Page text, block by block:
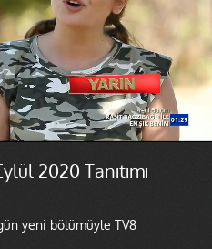
2020 Tanıtımı
yeni bölümüyle TV8